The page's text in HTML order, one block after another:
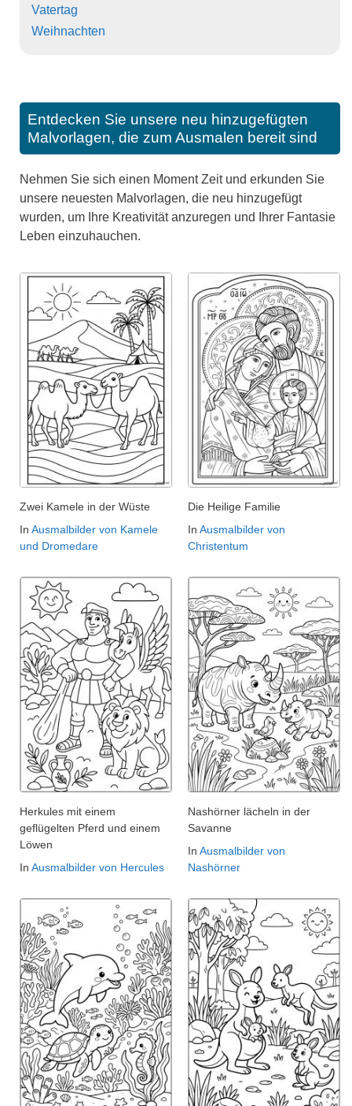
Vatertag
Weihnachten
Entdecken Sie unsere neu hinzugefügten
Malvorlagen, die zum Ausmalen bereit sind
Nehmen Sie sich einen Moment Zeit und erkunden Sie
unsere neuesten Malvorlagen, die neu hinzugefügt
wurden, um Ihre Kreativität anzuregen und Ihrer Fantasie
Leben einzuhauchen.
Zwei Kamele in der Wüste
In Ausmalbilder von Kamele
und Dromedare
Die Heilige Familie
In Ausmalbilder von
Christentum
Herkules mit einem
geflügelten Pferd und einem
Löwen
In Ausmalbilder von Hercules
Nashörner lächeln in der
Savanne
In Ausmalbilder von
Nashörner